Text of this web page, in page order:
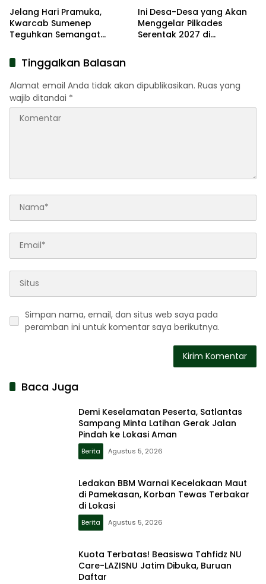
Jelang Hari Pramuka,
Kwarcab Sumenep
Teguhkan Semangat
Pahlawan
Ini Desa-Desa yang Akan
Menggelar Pilkades
Serentak 2027 di
Tinggalkan Balasan
Alamat email Anda tidak akan dipublikasikan. Ruas yang
wajib ditandai *
Simpan nama, email, dan situs web saya pada
peramban ini untuk komentar saya berikutnya.
Baca Juga
Demi Keselamatan Peserta, Satlantas
Sampang Minta Latihan Gerak Jalan
Pindah ke Lokasi Aman
Berita Agustus 5, 2026
Ledakan BBM Warnai Kecelakaan Maut
di Pamekasan, Korban Tewas Terbakar
di Lokasi
Berita Agustus 5, 2026
Kuota Terbatas! Beasiswa Tahfidz NU
Care-LAZISNU Jatim Dibuka, Buruan
Daftar